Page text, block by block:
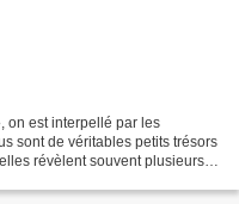
on est interpellé par les
sont de véritables petits trésors
révèlent souvent plusieurs